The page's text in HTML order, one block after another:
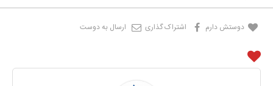
دوستش دارم اشتراک گذاری ارسال به دوست